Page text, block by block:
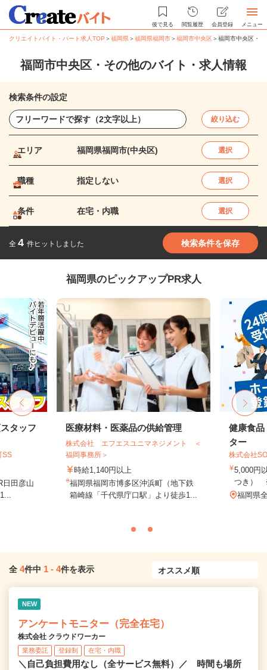
後で見る 閲覧履歴 会員登録 メニュー
クリエイトバイト・パート求人TOP ＞福岡県＞福岡県福岡市＞福岡市中央区＞福岡市中央区・
福岡市中央区・その他のバイト・求人情報
検索条件の設定
絞り込む
エリア 福岡県福岡市(中央区) 選択
職種 指定しない 選択
条件 在宅・内職 選択
全 4 件ヒットしました 検索条件を保存
福岡県のピックアップPR求人
タッフ
SS
日田彦山
医療材料・医薬品の供給管理
株式会社 エフエスユニマネジメント ＜
福岡事務所＞
時給1,140円以上
福岡県福岡市博多区沖浜町（地下鉄
箱崎線「千代県庁口駅」より徒歩1...
健康食品
ター
株式会社
5,000円
つき）
福岡県
全 4件中 1 - 4件を表示
NEW
アンケートモニター（完全在宅）
株式会社 クラウドワーカー
業務委託 登録制 在宅・内職
＼自己負担費用なし（全サービス無料）／ 時間も場所